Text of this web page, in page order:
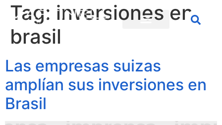
Tag: inversiones en
brasil
Las empresas suizas
amplían sus inversiones en
Brasil